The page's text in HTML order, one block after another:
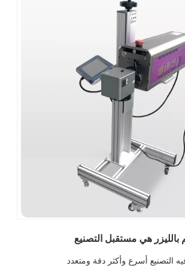
بالليزر هي مستقبل التصنيع
التصنيع أسرع وأكثر دقة ومتعدد